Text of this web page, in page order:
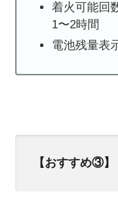
着火可能回
1〜2時間
電池残量表
【おすすめ③】